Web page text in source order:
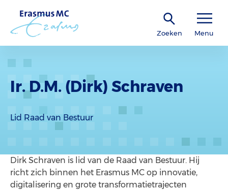
Zoeken Menu
Ir. D.M. (Dirk) Schraven
Lid Raad van Bestuur
Dirk Schraven is lid van de Raad van Bestuur. Hij
richt zich binnen het Erasmus MC op innovatie,
digitalisering en grote transformatietrajecten